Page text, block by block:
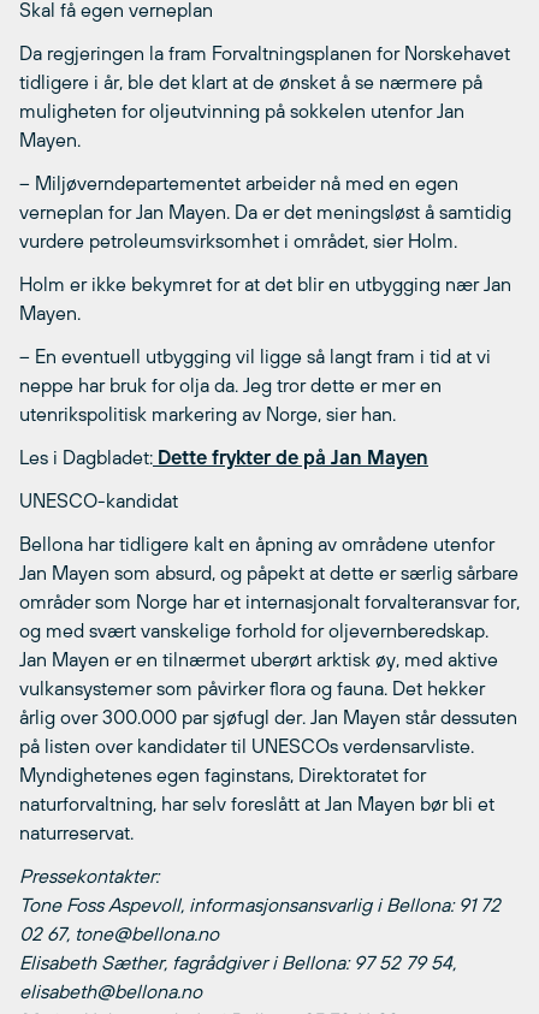
Skal få egen verneplan
Da regjeringen la fram Forvaltningsplanen for Norskehavet
tidligere i år, ble det klart at de ønsket å se nærmere på
muligheten for oljeutvinning på sokkelen utenfor Jan
Mayen.
– Miljøverndepartementet arbeider nå med en egen
verneplan for Jan Mayen. Da er det meningsløst å samtidig
vurdere petroleumsvirksomhet i området, sier Holm.
Holm er ikke bekymret for at det blir en utbygging nær Jan
Mayen.
– En eventuell utbygging vil ligge så langt fram i tid at vi
neppe har bruk for olja da. Jeg tror dette er mer en
utenrikspolitisk markering av Norge, sier han.
Les i Dagbladet: Dette frykter de på Jan Mayen
UNESCO-kandidat
Bellona har tidligere kalt en åpning av områdene utenfor
Jan Mayen som absurd, og påpekt at dette er særlig sårbare
områder som Norge har et internasjonalt forvalteransvar for,
og med svært vanskelige forhold for oljevernberedskap.
Jan Mayen er en tilnærmet uberørt arktisk øy, med aktive
vulkansystemer som påvirker flora og fauna. Det hekker
årlig over 300.000 par sjøfugl der. Jan Mayen står dessuten
på listen over kandidater til UNESCOs verdensarvliste.
Myndighetenes egen faginstans, Direktoratet for
naturforvaltning, har selv foreslått at Jan Mayen bør bli et
naturreservat.
Pressekontakter:
Tone Foss Aspevoll, informasjonsansvarlig i Bellona: 91 72
02 67, tone@bellona.no
Elisabeth Sæther, fagrådgiver i Bellona: 97 52 79 54,
elisabeth@bellona.no